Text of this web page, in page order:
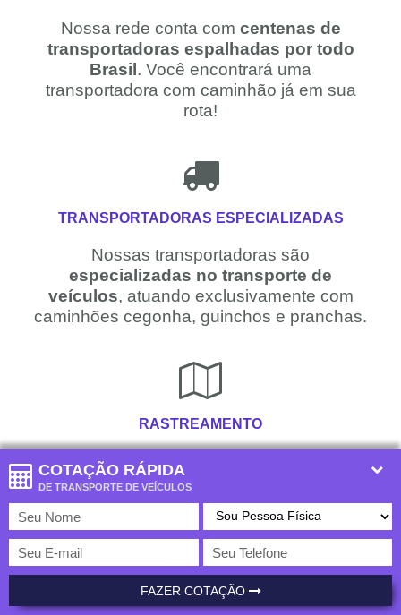
COTAÇÃO RÁPIDA
DE TRANSPORTE DE VEÍCULOS
FAZER COTAÇÃO
Nossa rede conta com centenas de
transportadoras espalhadas por todo
Brasil. Você encontrará uma
transportadora com caminhão já em sua
rota!
TRANSPORTADORAS ESPECIALIZADAS
Nossas transportadoras são
especializadas no transporte de
veículos, atuando exclusivamente com
caminhões cegonha, guinchos e pranchas.
RASTREAMENTO
Nossas transportadoras oferecem
rastreamentoque permite que você
acompanhe em tempo real a localização
do seu veículo.